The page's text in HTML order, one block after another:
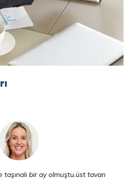
taşınalı bir ay olmuştu.üst tavan